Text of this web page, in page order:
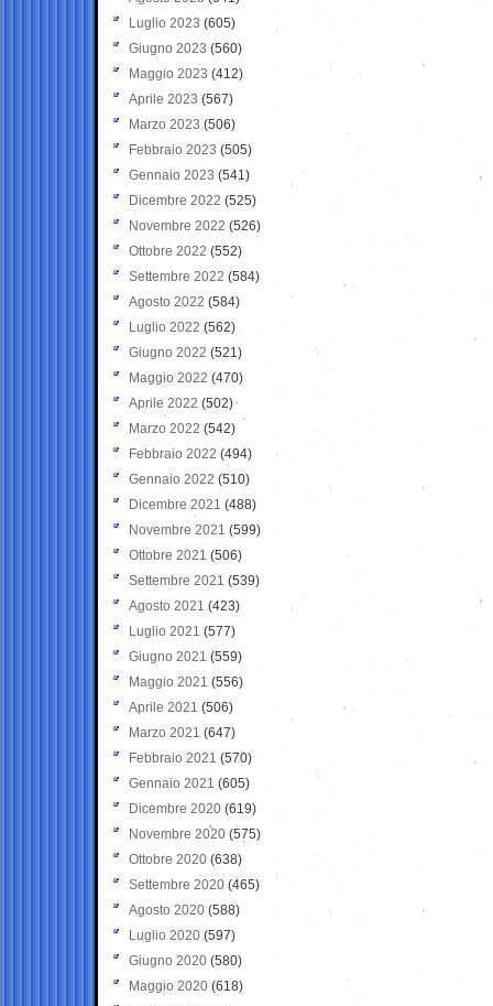
Luglio 2023 (605)
Giugno 2023 (560)
Maggio 2023 (412)
Aprile 2023 (567)
Marzo 2023 (506)
Febbraio 2023 (505)
Gennaio 2023 (541)
Dicembre 2022 (525)
Novembre 2022 (526)
Ottobre 2022 (552)
Settembre 2022 (584)
Agosto 2022 (584)
Luglio 2022 (562)
Giugno 2022 (521)
Maggio 2022 (470)
Aprile 2022 (502)
Marzo 2022 (542)
Febbraio 2022 (494)
Gennaio 2022 (510)
Dicembre 2021 (488)
Novembre 2021 (599)
Ottobre 2021 (506)
Settembre 2021 (539)
Agosto 2021 (423)
Luglio 2021 (577)
Giugno 2021(559)
Maggio 2021 (556)
Aprile 2021 (506)
Marzo 2021 (647)
Febbraio 2021 (570)
Gennaio 2021 (605)
Dicembre 2020 (619)
Novembre 2020 (575)
Ottobre 2020 (638)
Settembre 2020(465)
Agosto 2020 (588)
Luglio 2020 (597)
Giugno 2020 (580)
Maggio 2020 (618)